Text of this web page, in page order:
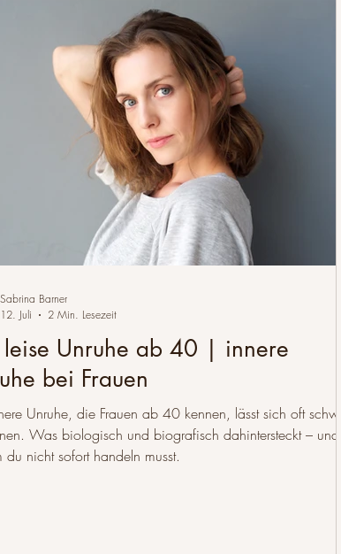
Spiritualität & Lebensweise
& Gesundheit
leise Unruhe ab 40 | innere
bei Frauen
Unruhe, die Frauen ab 40 kennen, lässt sich oft schwer
Was biologisch und biografisch dahintersteckt – und
du nicht sofort handeln musst.
Sabrina Barner
12. Juli
2 Min. Lesezeit